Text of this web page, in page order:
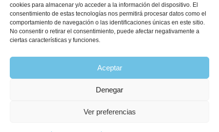
cookies para almacenar y/o acceder a la información del dispositivo. El
consentimiento de estas tecnologías nos permitirá procesar datos como el
comportamiento de navegación o las identificaciones únicas en este sitio.
No consentir o retirar el consentimiento, puede afectar negativamente a
ciertas características y funciones.
Aceptar
Denegar
Ver preferencias
Tanatorios y crematorios
Santander
Real Valle de Cayón